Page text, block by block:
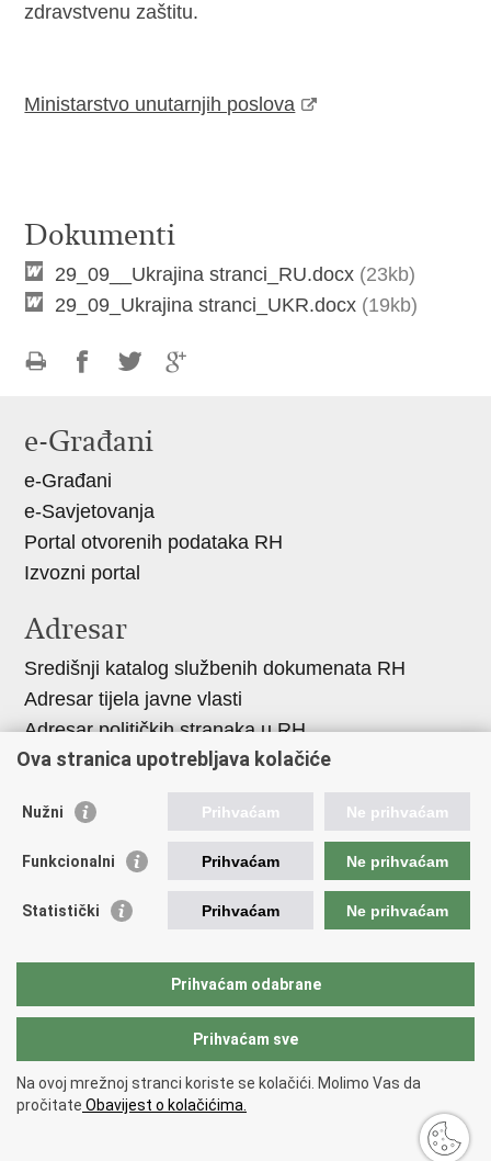
zdravstvenu zaštitu.
Ministarstvo unutarnjih poslova
Dokumenti
29_09__Ukrajina stranci_RU.docx (23kb)
29_09_Ukrajina stranci_UKR.docx (19kb)
Facebooku
Twitteru
e-Građani
e-Građani
e-Savjetovanja
Portal otvorenih podataka RH
Izvozni portal
Adresar
Središnji katalog službenih dokumenata RH
Adresar tijela javne vlasti
Adresar političkih stranaka u RH
Popis dužnosnika u RH
Važne poveznice
Vlada Republike Hrvatske
Agencija za lijekove i medicinske proizvode
Hrvatski zavod za zdravstveno osiguranje
Hrvatski zavod za hitnu medicinu
Povratak na vrh
Copyright © 2026 Ministarstvo zdravstva Republike Hrvatske.
Uvjeti korištenja.Izjava o pristupačnosti
Ova stranica upotrebljava kolačiće
Nužni Prihvaćam Ne prihvaćam
Funkcionalni Prihvaćam Ne prihvaćam
Statistički Prihvaćam Ne prihvaćam
Prihvaćam odabrane
Prihvaćam sve
Na ovoj mrežnoj stranci koriste se kolačići. Molimo Vas da
pročitate Obavijest o kolačićima.